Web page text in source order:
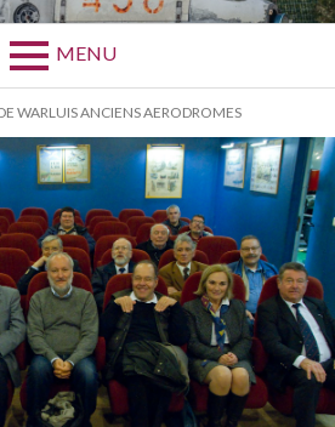
MENU
WARLUIS ANCIENS AERODROMES